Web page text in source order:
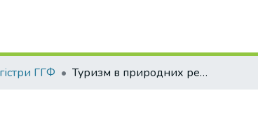
ГГФ Туризм в природних резерватах